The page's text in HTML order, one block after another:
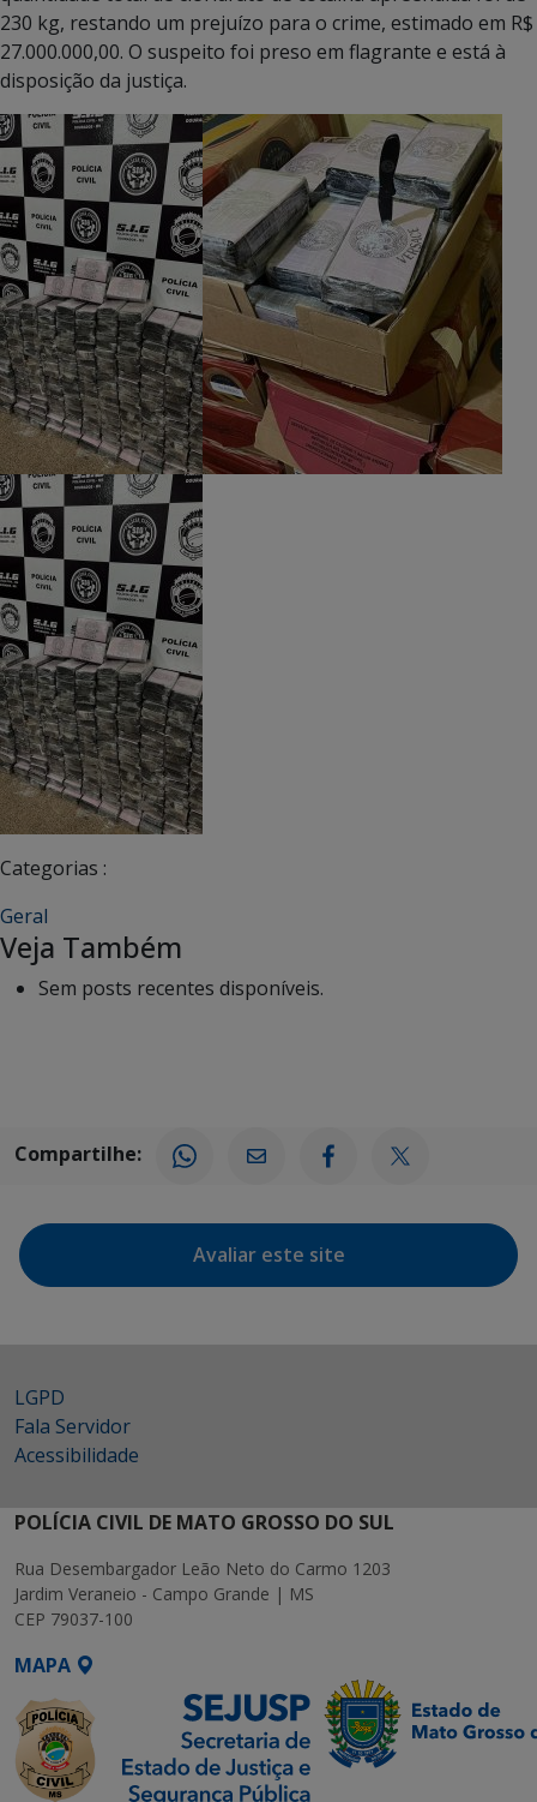
230 kg, restando um prejuízo para o crime, estimado em R$
27.000.000,00. O suspeito foi preso em flagrante e está à
disposição da justiça.
Categorias :
Geral
Veja Também
Sem posts recentes disponíveis.
Compartilhe:
Avaliar este site
LGPD
Fala Servidor
Acessibilidade
POLÍCIA CIVIL DE MATO GROSSO DO SUL
Rua Desembargador Leão Neto do Carmo 1203
Jardim Veraneio - Campo Grande | MS
CEP 79037-100
MAPA